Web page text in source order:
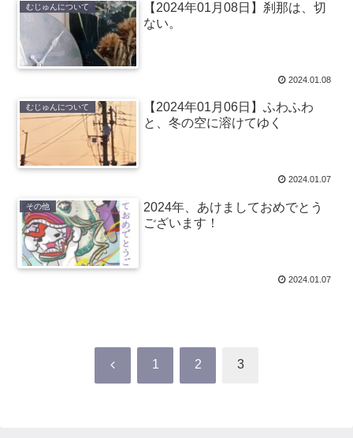
むじゅんについて
【2024年01月08日】刹那は、切
ない。
2024.01.08
むじゅんについて
【2024年01月06日】ふわふわ
と、冬の空に溶けてゆく
2024.01.07
その他
2024年、あけましておめでとう
ございます！
2024.01.07
前 1 2 3